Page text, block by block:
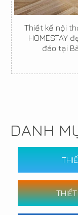
Thiết kế nội
HOMESTAY
đáo tại
DANH